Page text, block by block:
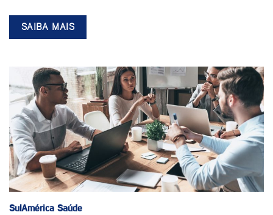
SAIBA MAIS
SulAmérica Saúde